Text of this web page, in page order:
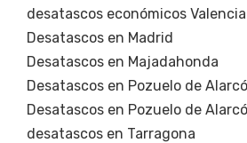
desatascos económicos Valencia
Desatascos en Madrid
Desatascos en Majadahonda
Desatascos en Pozuelo de
Desatascos en Pozuelo de
desatascos en Tarragona